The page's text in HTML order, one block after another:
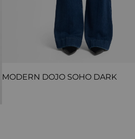
MODERN DOJO SOHO DARK